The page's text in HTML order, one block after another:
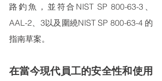
路釣魚，並符合NIST SP 800-63-3、
AAL-2、3以及圍繞NIST SP 800-63-4 的
指南草案。
在當今現代員工的安全性和使用